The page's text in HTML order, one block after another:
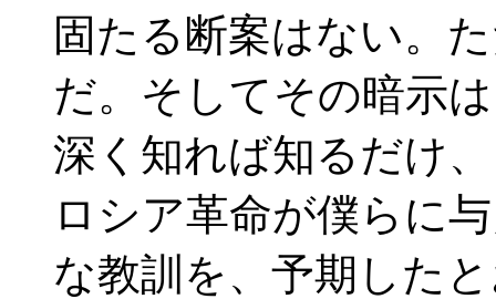
固たる断案はない。
だ。そしてその暗示
深く知れば知るだけ
ロシア革命が僕らに
な教訓を、予期した